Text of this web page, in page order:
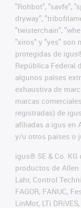
"Rohbot", "savfe",
dryway",
"twisterchain",
"xiros" y "yes" son
protegidas de
República Federal
algunos países
exhaustiva de
marcas
registradas) de
afiliadas a igus en
y/u otros países o
igus® SE & Co.
productos de Allen
Lahr, Control
FAGOR, FANUC,
LinMot, LTi